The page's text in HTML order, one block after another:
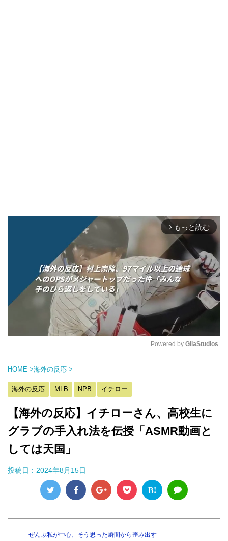
arrow_forward_ios もっと読む
Powered by GliaStudios
HOME >海外の反応 >
海外の反応 MLB NPB イチロー
【海外の反応】イチローさん、高校生に
グラブの手入れ法を伝授「ASMR動画と
しては天国」
投稿日： 2024年8月15日
B!
ぜんぶ私が中心、そう思った瞬間から歪み出す